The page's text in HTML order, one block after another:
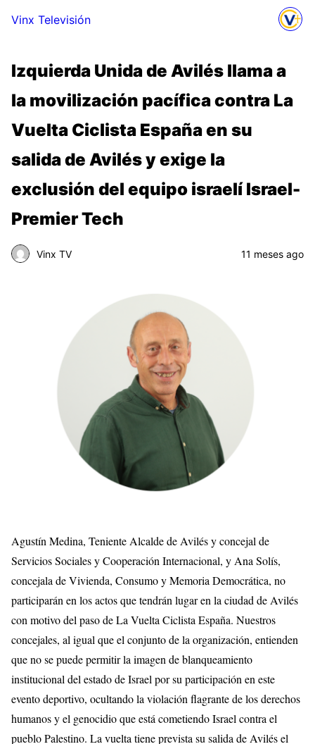
Vinx Televisión
Izquierda Unida de Avilés llama a
la movilización pacífica contra La
Vuelta Ciclista España en su
salida de Avilés y exige la
exclusión del equipo israelí Israel-
Premier Tech
Vinx TV 11 meses ago
Agustín Medina, Teniente Alcalde de Avilés y concejal de
Servicios Sociales y Cooperación Internacional, y Ana Solís,
concejala de Vivienda, Consumo y Memoria Democrática, no
participarán en los actos que tendrán lugar en la ciudad de Avilés
con motivo del paso de La Vuelta Ciclista España. Nuestros
concejales, al igual que el conjunto de la organización, entienden
que no se puede permitir la imagen de blanqueamiento
institucional del estado de Israel por su participación en este
evento deportivo, ocultando la violación flagrante de los derechos
humanos y el genocidio que está cometiendo Israel contra el
pueblo Palestino. La vuelta tiene prevista su salida de Avilés el